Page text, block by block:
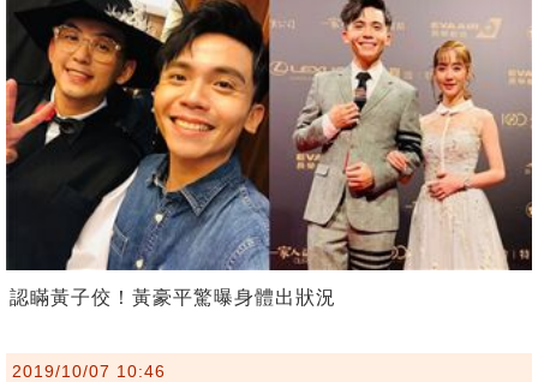
認瞞黃子佼！黃豪平驚曝身體出狀況
2019/10/07 10:46